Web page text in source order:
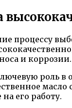
процессу
и коррозии.
роль
его работу.